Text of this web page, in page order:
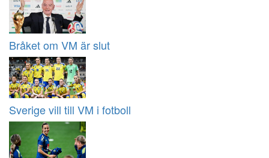
Bråket om VM är slut
Sverige vill till VM i fotboll